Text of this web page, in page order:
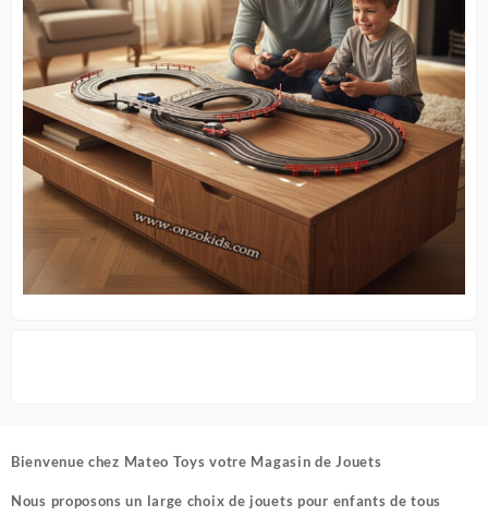
Bienvenue chez Mateo Toys votre Magasin de Jouets
Nous proposons un large choix de jouets pour enfants de tous